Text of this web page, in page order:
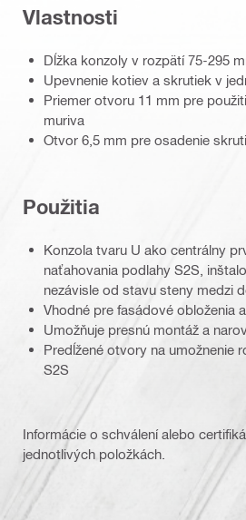
Vlastnosti
Dĺžka konzoly v rozpätí 75-295
Upevnenie kotiev a skrutiek v
Priemer otvoru 11 mm pre
muriva
Otvor 6,5 mm pre osadenie
Použitia
Konzola tvaru U ako centrálny
naťahovania podlahy S2S,
nezávisle od stavu steny medzi
Vhodné pre fasádové obloženia
Umožňuje presnú montáž a
Predĺžené otvory na umožnenie
S2S
Informácie o schválení alebo
jednotlivých položkách.